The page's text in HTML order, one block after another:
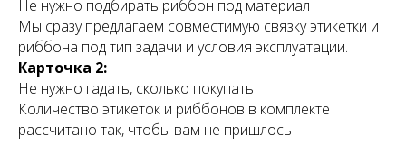
Не нужно подбирать риббон под материал
Мы сразу предлагаем совместимую связку этикетки и
риббона под тип задачи и условия эксплуатации.
Карточка 2:
Не нужно гадать, сколько покупать
Количество этикеток и риббонов в комплекте
рассчитано так, чтобы вам не пришлось